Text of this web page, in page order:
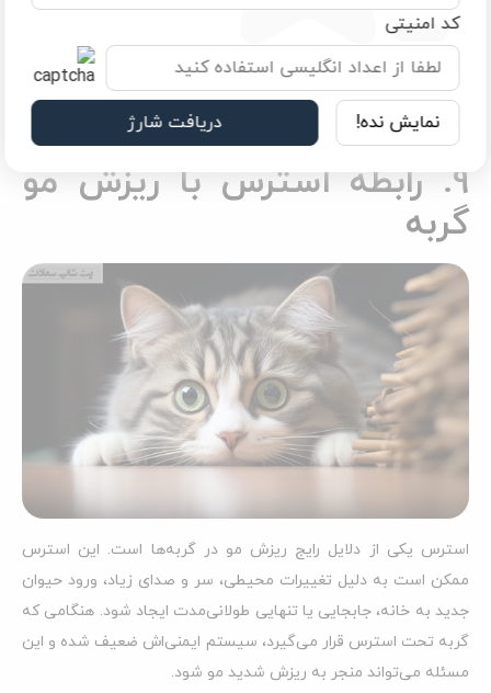
اسفینکس و دیگر نژادهای حساس دیده می‌شود، آلوپشیا (ریزش
شدید مو) است. این مشکل در صورت عدم درمان می‌تواند منجر به
کچلی موضعی یا گسترده شود. تشخیص به‌موقع و درمان اصولی
نقش مهمی در جلوگیری از پیشرفت بیماری و بهبود سلامت پوست و
موی گربه دارد.
9. رابطه استرس با ریزش مو
گربه
استرس یکی از دلایل رایج ریزش مو در گربه‌ها است. این استرس
ممکن است به دلیل تغییرات محیطی، سر و صدای زیاد، ورود حیوان
جدید به خانه، جابجایی یا تنهایی طولانی‌مدت ایجاد شود. هنگامی که
گربه تحت استرس قرار می‌گیرد، سیستم ایمنی‌اش ضعیف شده و این
مسئله می‌تواند منجر به ریزش شدید مو شود.
کد امنیتی
نمایش نده! دریافت شارژ